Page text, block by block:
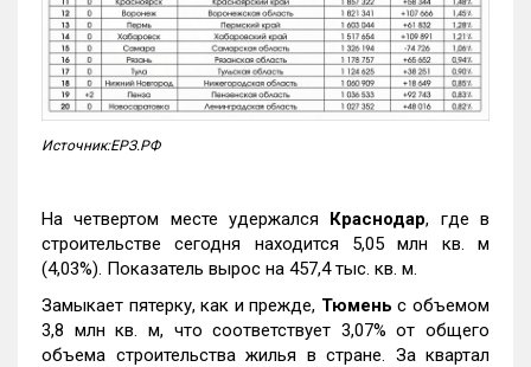
Источник:ЕРЗ.РФ
На четвертом месте удержался Краснодар, где в
строительстве сегодня находится 5,05 млн кв. м
(4,03%). Показатель вырос на 457,4 тыс. кв. м.
Замыкает пятерку, как и прежде, Тюмень с объемом
3,8 млн кв. м, что соответствует 3,07% от общего
объема строительства жилья в стране. За квартал